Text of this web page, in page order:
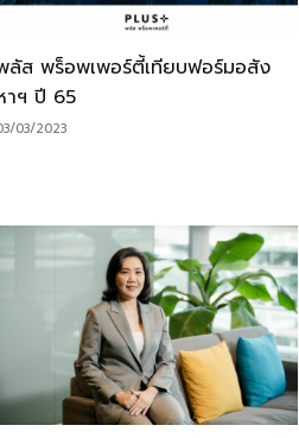
ลัส พร็อพเพอร์ตี้เทียบฟอร์มอสัง
าฯ ปี 65
03/2023